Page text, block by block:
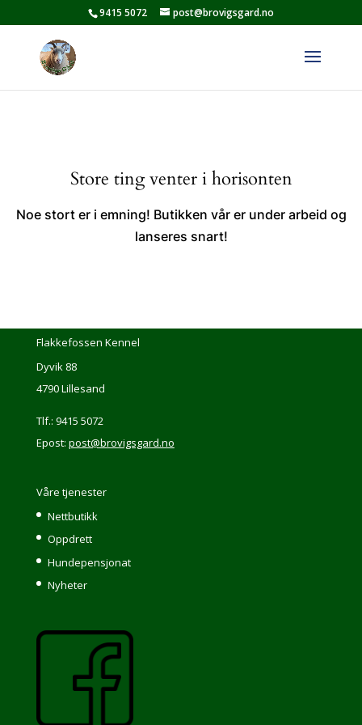
9415 5072 post@brovigsgard.no
Store ting venter i horisonten
Noe stort er i emning! Butikken vår er under arbeid og
lanseres snart!
Flakkefossen Kennel
Dyvik 88
4790 Lillesand
Tlf.: 9415 5072
Epost: post@brovigsgard.no
Våre tjenester
Nettbutikk
Oppdrett
Hundepensjonat
Nyheter